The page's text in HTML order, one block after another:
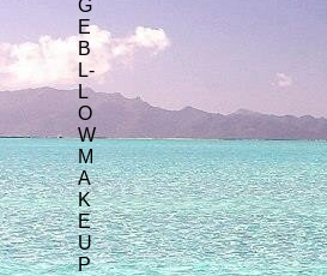
G
E
B
L-
L
O
W
M
A
K
E
U
P